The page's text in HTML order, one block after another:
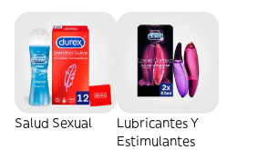
Salud Sexual
Lubricantes Y
Estimulantes